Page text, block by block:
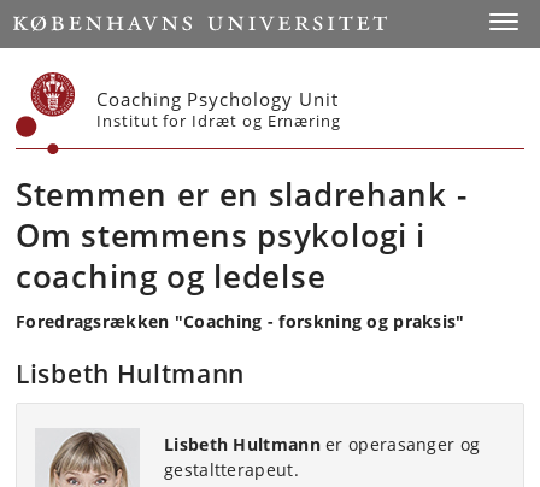
Start
Coaching Psychology Unit
Institut for Idræt og Ernæring
Stemmen er en sladrehank -
Om stemmens psykologi i
coaching og ledelse
Foredragsrækken "Coaching - forskning og praksis"
Lisbeth Hultmann
Lisbeth Hultmanner operasanger og
gestaltterapeut.